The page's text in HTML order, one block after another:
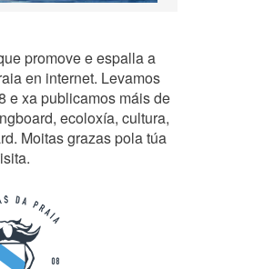
promove e espalla a
en internet. Levamos
e xa publicamos máis de
ecoloxía, cultura,
Moitas grazas pola túa